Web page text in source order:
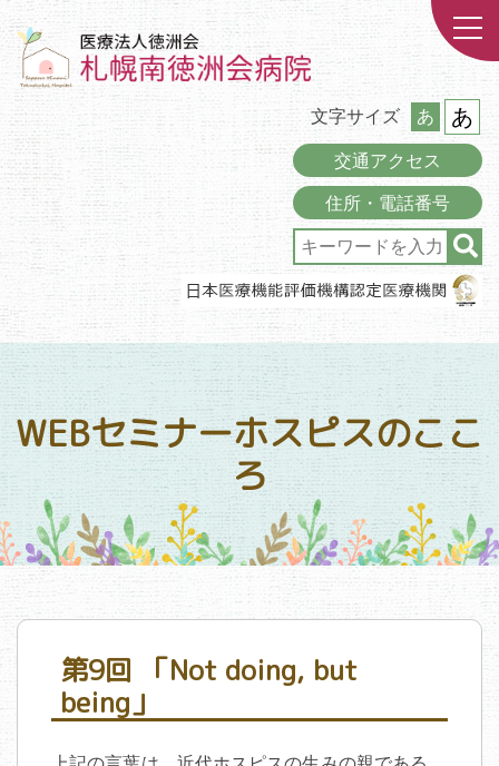
文字サイズ あ あ
交通アクセス
住所・電話番号
WEBセミナーホスピスのここ
ろ
第9回 「Not doing, but
being」